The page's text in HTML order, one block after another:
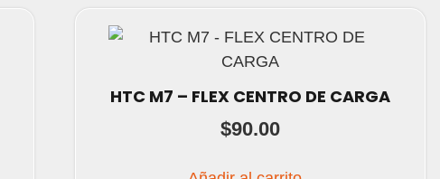
HTC M7 – FLEX CENTRO DE CARGA
$90.00